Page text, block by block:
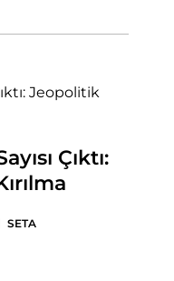
Çıktı:
SETA